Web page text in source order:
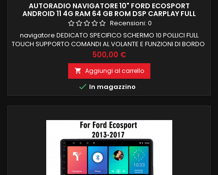
AUTORADIO NAVIGATORE 10" FORD ECOSPORT
ANDROID 11 4G RAM 64 GB ROM DSP CARPLAY FULL
GIANTECH PREMIUM
Recensioni: 0
navigatore DEDICATO SPECIFICO SCHERMO 10 POLLICI FULL
TOUCH SUPPORTO COMANDI AL VOLANTE E FUNZIONI DI BORDO
FORD ECOSPORT RECUPERA SYNC E TASTIERA ORIGINALE 4 GB
RAM 64 GB ROM ANDROID 11 DSP EQUALIZZATORE SONORO
DIGITALE INTEGRATO CARPLAY INTEGRATO PER IOS e ANDROID
AUTO FUNZIONE MIRRORLINK COMPATIBILE MODULO DAB+WIFI
INTEGRATO BLUETOOTH INTEGRATO...
Prezzo
500,00 €
 Aggiungi al carrello
 In magazzino